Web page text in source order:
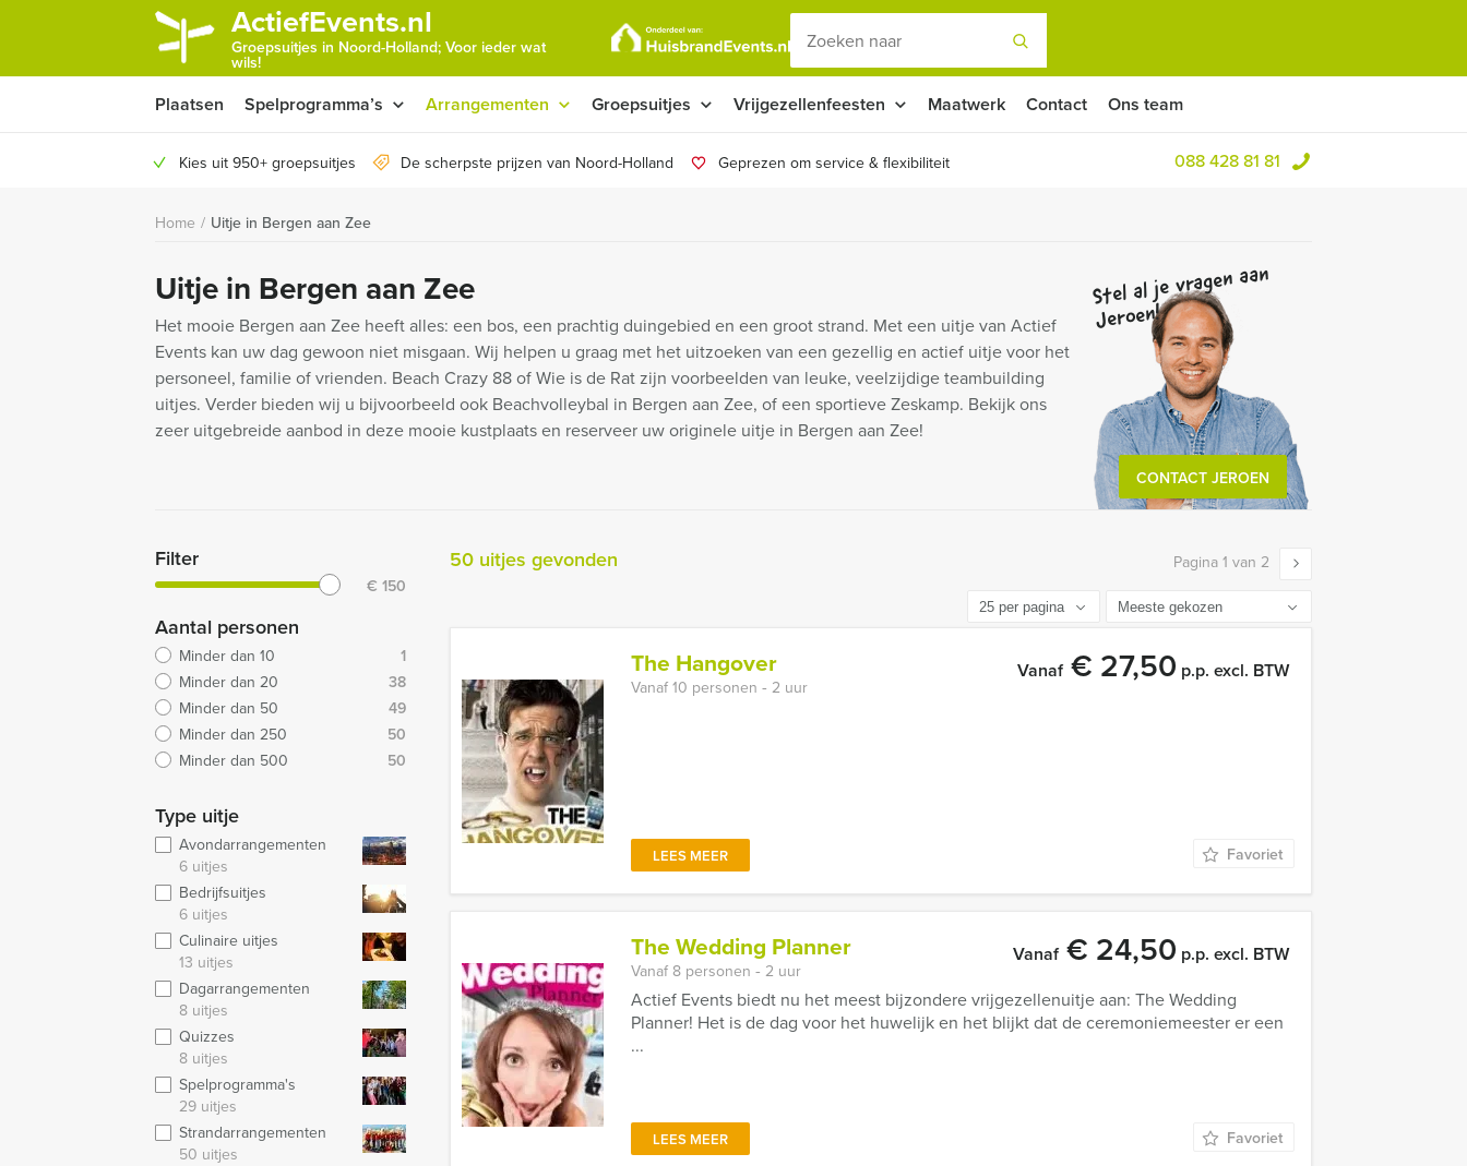
ActiefEvents.nl
Groepsuitjes in Noord-Holland; Voor ieder wat
wils!
Plaatsen Spelprogramma’s Arrangementen Groepsuitjes Vrijgezellenfeesten Maatwerk Contact Ons team
Kies uit 950+ groepsuitjes De scherpste prijzen van Noord-Holland Geprezen om service & flexibiliteit 088 428 81 81
Home / Uitje in Bergen aan Zee
Uitje in Bergen aan Zee
Het mooie Bergen aan Zee heeft alles: een bos, een prachtig duingebied en een groot strand. Met een uitje van Actief
Events kan uw dag gewoon niet misgaan. Wij helpen u graag met het uitzoeken van een gezellig en actief uitje voor het
personeel, familie of vrienden. Beach Crazy 88 of Wie is de Rat zijn voorbeelden van leuke, veelzijdige teambuilding
uitjes. Verder bieden wij u bijvoorbeeld ook Beachvolleybal in Bergen aan Zee, of een sportieve Zeskamp. Bekijk ons
zeer uitgebreide aanbod in deze mooie kustplaats en reserveer uw originele uitje in Bergen aan Zee!
Stel al je vragen aan
Jeroen!
CONTACT JEROEN
Filter
€ 150
Aantal personen
Minder dan 10
1
Minder dan 20
38
Minder dan 50
49
Minder dan 250
50
Minder dan 500
50
Type uitje
Avondarrangementen
6 uitjes
Bedrijfsuitjes
6 uitjes
Culinaire uitjes
13 uitjes
Dagarrangementen
8 uitjes
Quizzes
8 uitjes
Spelprogramma's
29 uitjes
Strandarrangementen
50 uitjes
50 uitjes gevonden Pagina 1 van 2
The Hangover Vanaf€ 27,50 p.p. excl. BTW
Vanaf 10 personen ‐ 2 uur
LEES MEER Favoriet
The Wedding Planner Vanaf€ 24,50 p.p. excl. BTW
Vanaf 8 personen ‐ 2 uur
Actief Events biedt nu het meest bijzondere vrijgezellenuitje aan: The Wedding
Planner! Het is de dag voor het huwelijk en het blijkt dat de ceremoniemeester er een
...
LEES MEER Favoriet